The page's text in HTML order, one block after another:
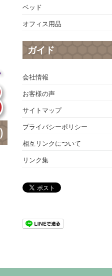
ベッド
オフィス用品
ガイド
会社情報
お客様の声
サイトマップ
プライバシーポリシー
相互リンクについて
リンク集